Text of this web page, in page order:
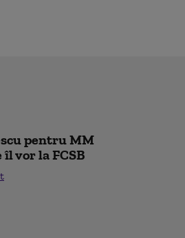
pentru MM
îl vor la FCSB